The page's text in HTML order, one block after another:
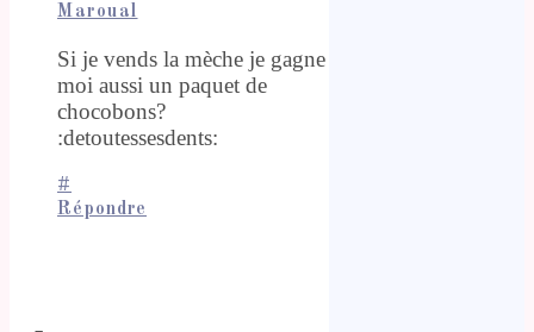
Maroual
Si je vends la mèche je gagne
moi aussi un paquet de
chocobons?
:detoutessesdents:
#
Répondre